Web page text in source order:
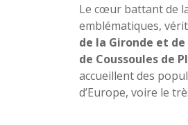
Le cœur battant de
emblématiques,
de la Gironde et
de Coussoules de
accueillent des
d’Europe, voire le